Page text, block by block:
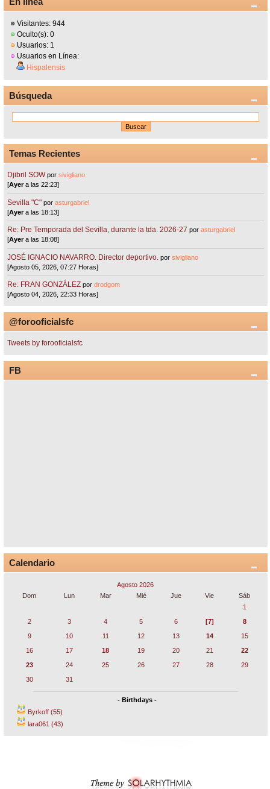
Visitantes: 944
Oculto(s): 0
Usuarios: 1
Usuarios en Línea:
Hispalensis
Búsqueda
Temas Recientes
Djibril SOW porsivigliano
[Ayera las 22:23]
Sevilla "C"porasturgabriel
[Ayera las 18:13]
Re: Pre Temporada del Sevilla, durante la tda. 2026-27 porasturgabriel
[Ayera las 18:08]
JOSÉ IGNACIO NAVARRO. Director deportivo. porsivigliano
[Agosto 05, 2026, 07:27 Horas]
Re: FRAN GONZÁLEZ pordrodgom
[Agosto 04, 2026, 22:33 Horas]
@forooficialsfc
Tweets by forooficialsfc
FB
Calendario
Agosto 2026
Dom
Lun Mar Mié Jue Vie
Sáb
1
2
3 4 5 6 [7]
8
9
10 11 12 13 14
15
16
17 18 19 20 21
22
23
24 25 26 27 28
29
30
31
- Birthdays -
Byrkoff (55)
lara061 (43)